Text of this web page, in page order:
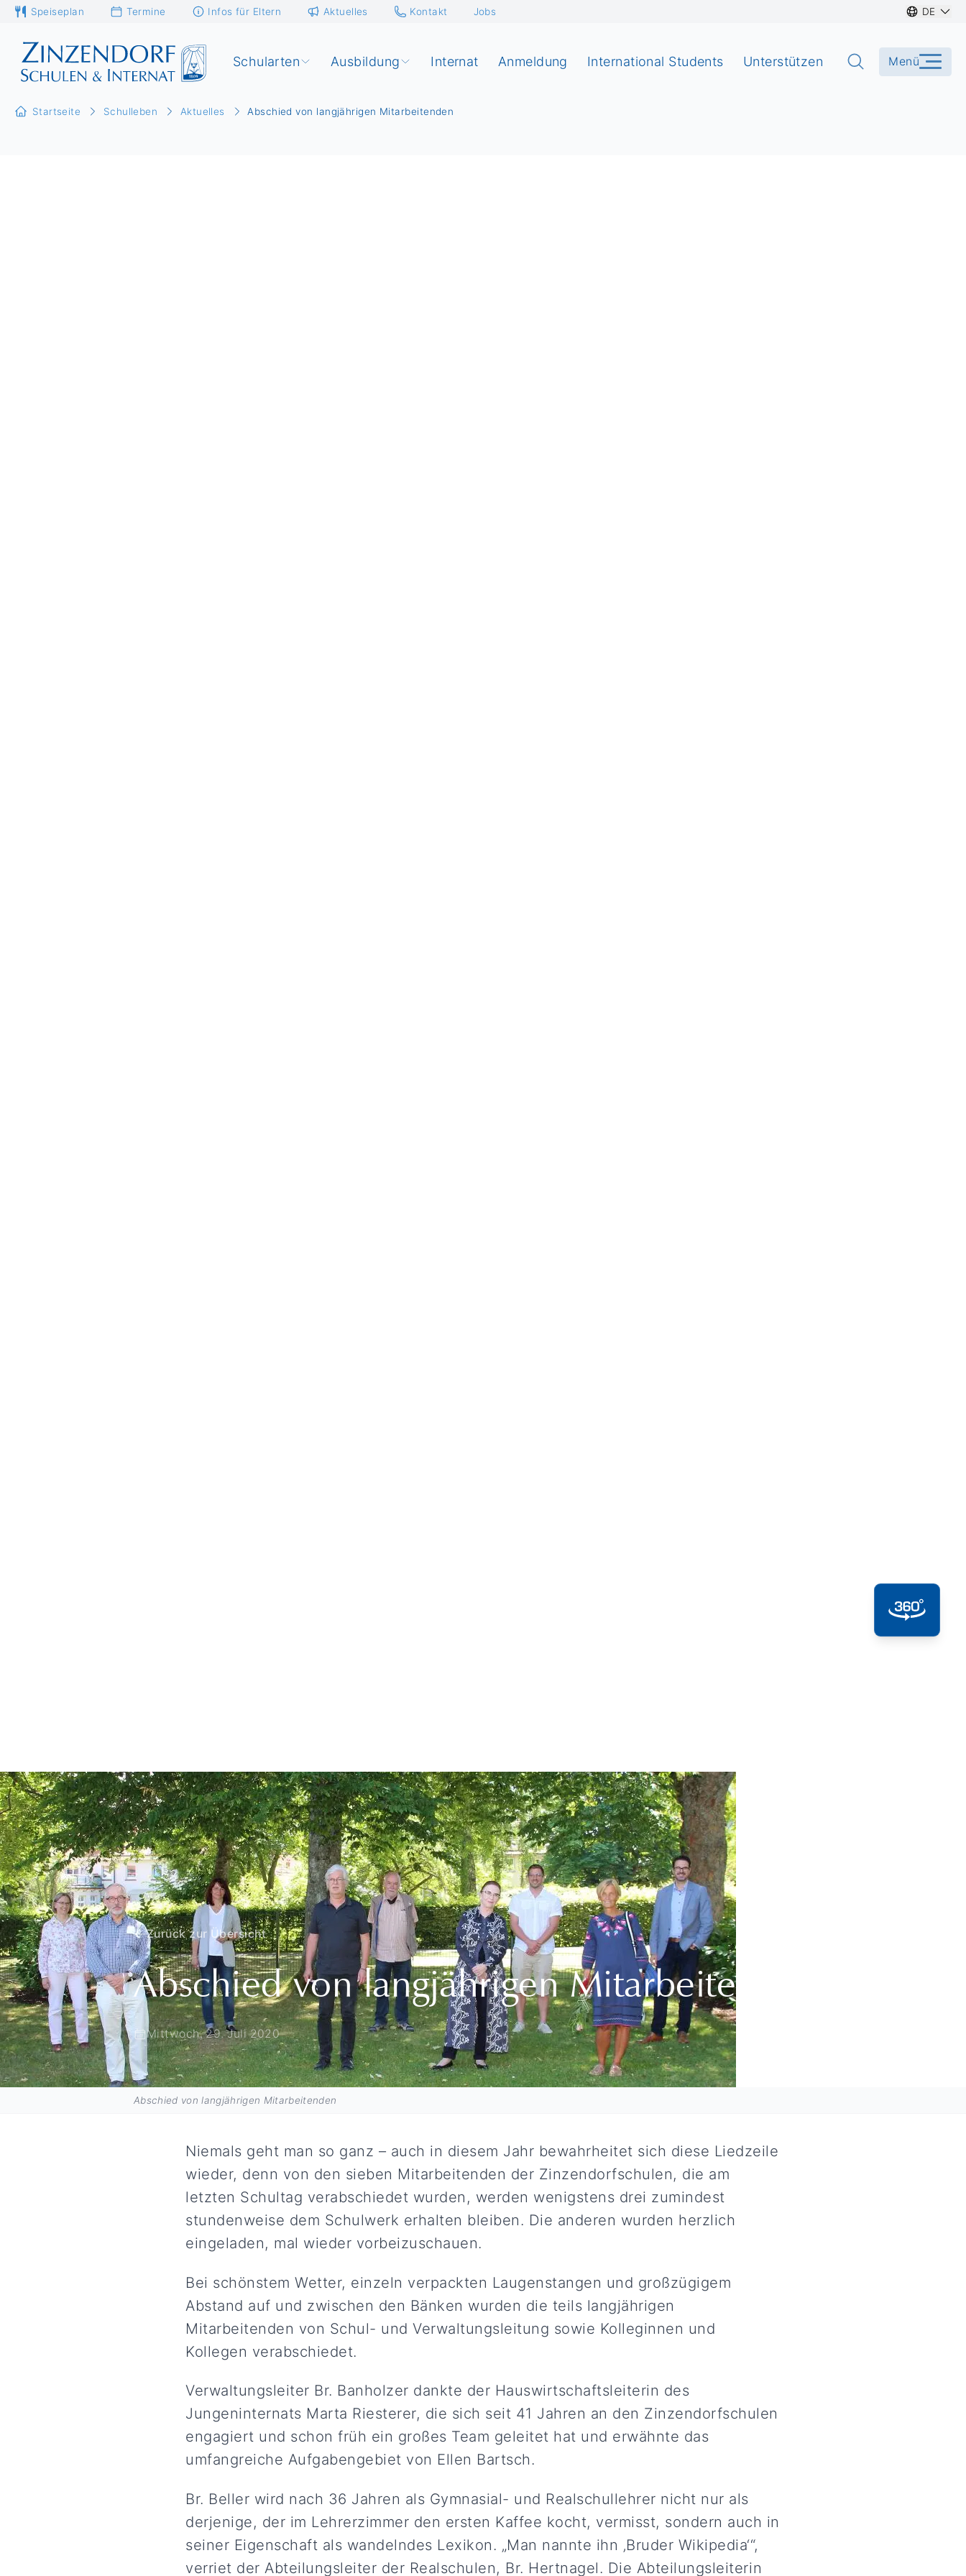
Speiseplan Termine Infos für Eltern Aktuelles Kontakt Jobs DE
Schularten Ausbildung Internat Anmeldung International Students Unterstützen Menü
Startseite Schulleben Aktuelles Abschied von langjährigen Mitarbeitenden
Zurück zur Übersicht
Abschied von langjährigen Mitarbeitenden
Mittwoch, 29. Juli 2020
Abschied von langjährigen Mitarbeitenden
Niemals geht man so ganz – auch in diesem Jahr bewahrheitet sich diese Liedzeile
wieder, denn von den sieben Mitarbeitenden der Zinzendorfschulen, die am
letzten Schultag verabschiedet wurden, werden wenigstens drei zumindest
stundenweise dem Schulwerk erhalten bleiben. Die anderen wurden herzlich
eingeladen, mal wieder vorbeizuschauen.
Bei schönstem Wetter, einzeln verpackten Laugenstangen und großzügigem
Abstand auf und zwischen den Bänken wurden die teils langjährigen
Mitarbeitenden von Schul- und Verwaltungsleitung sowie Kolleginnen und
Kollegen verabschiedet.
Verwaltungsleiter Br. Banholzer dankte der Hauswirtschaftsleiterin des
Jungeninternats Marta Riesterer, die sich seit 41 Jahren an den Zinzendorfschulen
engagiert und schon früh ein großes Team geleitet hat und erwähnte das
umfangreiche Aufgabengebiet von Ellen Bartsch.
Br. Beller wird nach 36 Jahren als Gymnasial- und Realschullehrer nicht nur als
derjenige, der im Lehrerzimmer den ersten Kaffee kocht, vermisst, sondern auch in
seiner Eigenschaft als wandelndes Lexikon. „Man nannte ihn ‚Bruder Wikipedia‘“,
verriet der Abteilungsleiter der Realschulen, Br. Hertnagel. Die Abteilungsleiterin